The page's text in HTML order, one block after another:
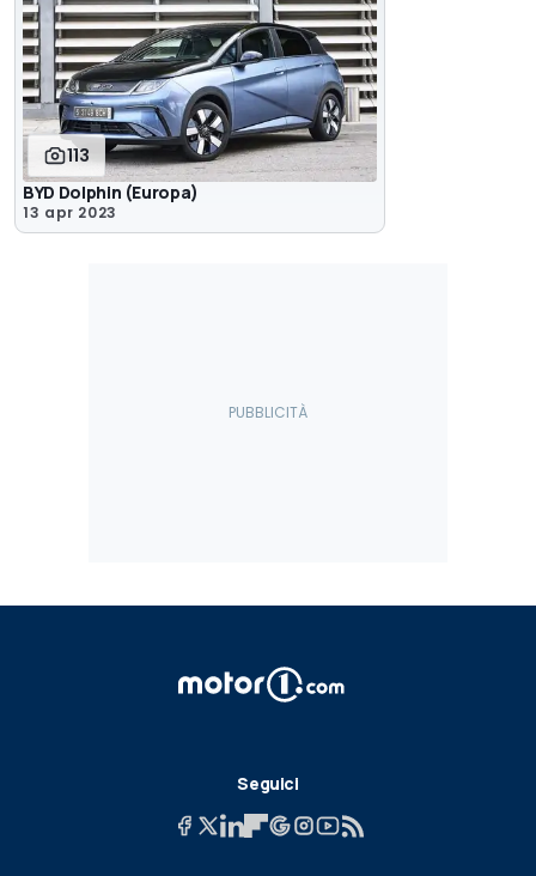
113
BYD Dolphin (Europa)
13 apr 2023
Seguici